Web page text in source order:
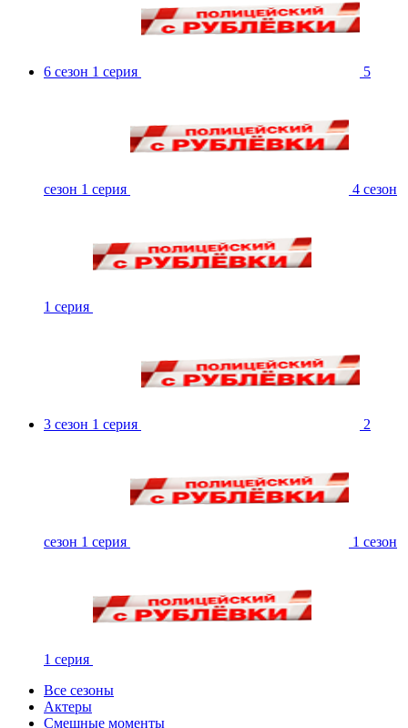
6 сезон 1 серия 5
сезон 1 серия 4 сезон
1 серия
3 сезон 1 серия 2
сезон 1 серия 1 сезон
1 серия
Все сезоны
Актеры
Смешные моменты